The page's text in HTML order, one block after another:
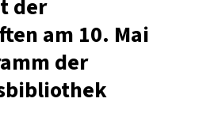
der
am 10. Mai
der